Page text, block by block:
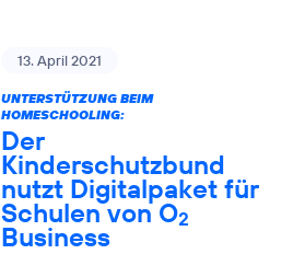
13. April 2021
UNTERSTÜTZUNG BEIM
HOMESCHOOLING:
Der
Kinderschutzbund
nutzt Digitalpaket für
Schulen von O2
Business